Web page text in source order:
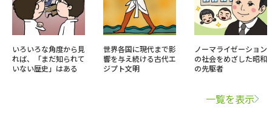
いろいろな角度から見
れば、「まだ知られて
いない歴史」はある
世界各国に現代まで影
響を与え続ける古代エ
ジプト文明
ノーマライゼーション
の社会をめざした昭和
の先駆者
一覧を表示